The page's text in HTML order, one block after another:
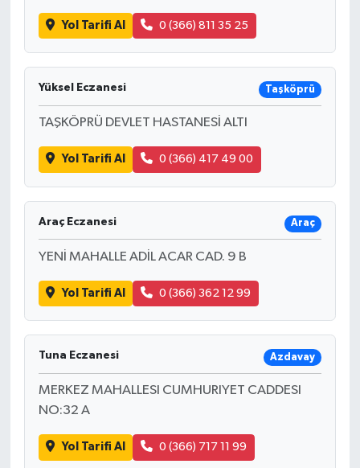
Yol Tarifi Al 0 (366) 811 35 25
Yüksel Eczanesi Taşköprü
TAŞKÖPRÜ DEVLET HASTANESİ ALTI
Yol Tarifi Al 0 (366) 417 49 00
Araç Eczanesi Araç
YENİ MAHALLE ADİL ACAR CAD. 9 B
Yol Tarifi Al 0 (366) 362 12 99
Tuna Eczanesi Azdavay
MERKEZ MAHALLESI CUMHURIYET CADDESI
NO:32 A
Yol Tarifi Al 0 (366) 717 11 99